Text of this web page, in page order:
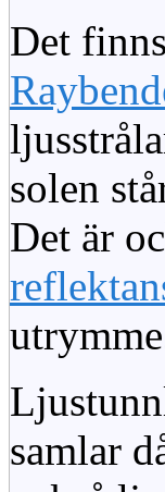
Det
solen
Det är
samlar